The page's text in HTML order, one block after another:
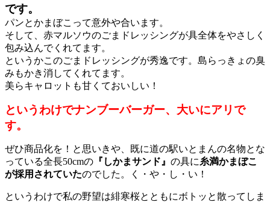
です。
パンとかまぼこって意外や合います。
そして、赤マルソウのごまドレッシングが具全体をやさしく
包み込んでくれてます。
というかこのごまドレッシングが秀逸です。島らっきょの臭
みもかき消してくれてます。
美らキャロットも甘くておいしい！
というわけでナンブーバーガー、大いにアリで
す。
ぜひ商品化を！と思いきや、既に道の駅いとまんの名物とな
っている全長50cmの 『しかまサンド』 の具に 糸満かまぼこ
が採用されていたのでした。く・や・し・い！
というわけで私の野望は緋寒桜とともにボトッと散ってしま